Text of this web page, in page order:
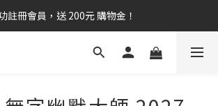
註冊會員，送 200元 購物金！